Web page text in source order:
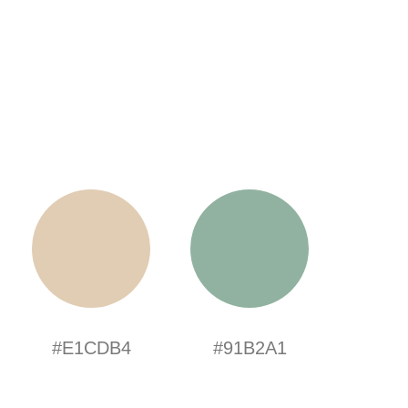
#E1CDB4 #91B2A1